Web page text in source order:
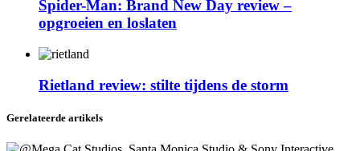
Spider-Man: Brand New Day review –
opgroeien en loslaten
Rietland review: stilte tijdens de storm
Gerelateerde artikels